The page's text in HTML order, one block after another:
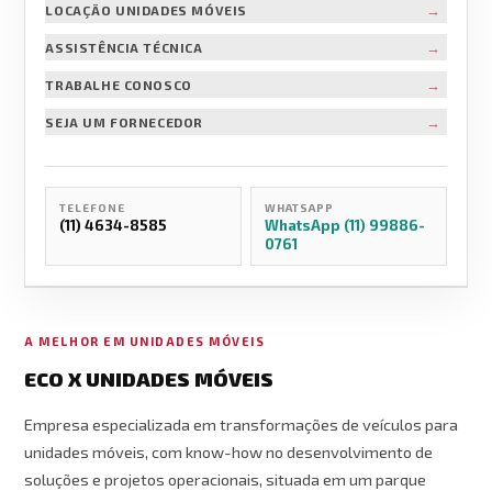
LOCAÇÃO UNIDADES MÓVEIS →
ASSISTÊNCIA TÉCNICA →
TRABALHE CONOSCO →
SEJA UM FORNECEDOR →
TELEFONE
(11) 4634-8585
WHATSAPP
WhatsApp (11) 99886-
0761
A MELHOR EM UNIDADES MÓVEIS
ECO X UNIDADES MÓVEIS
Empresa especializada em transformações de veículos para
unidades móveis, com know-how no desenvolvimento de
soluções e projetos operacionais, situada em um parque